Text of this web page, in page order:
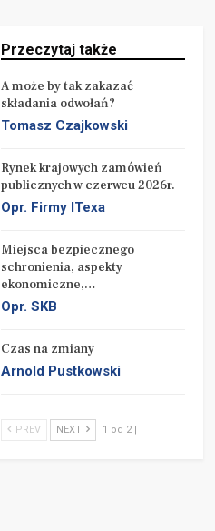
Przeczytaj także
A może by tak zakazać
składania odwołań?
Tomasz Czajkowski
Rynek krajowych zamówień
publicznych w czerwcu 2026r.
Opr. Firmy ITexa
Miejsca bezpiecznego
schronienia, aspekty
ekonomiczne,…
Opr. SKB
Czas na zmiany
Arnold Pustkowski
PREV NEXT 1 od 2 |